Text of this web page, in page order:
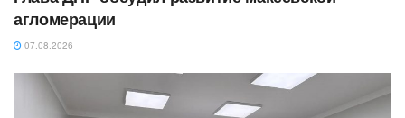
агломерации
07.08.2026